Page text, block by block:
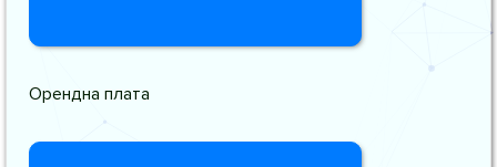
Орендна плата